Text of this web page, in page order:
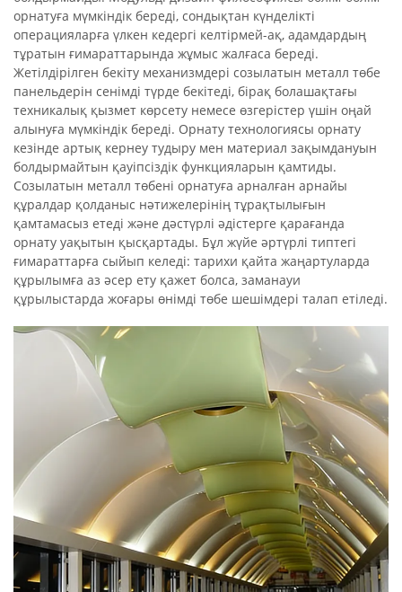
орнатуға мүмкіндік береді, сондықтан күнделікті
операцияларға үлкен кедергі келтірмей-ақ, адамдардың
тұратын ғимараттарында жұмыс жалғаса береді.
Жетілдірілген бекіту механизмдері созылатын металл төбе
панельдерін сенімді түрде бекітеді, бірақ болашақтағы
техникалық қызмет көрсету немесе өзгерістер үшін оңай
алынуға мүмкіндік береді. Орнату технологиясы орнату
кезінде артық кернеу тудыру мен материал зақымдануын
болдырмайтын қауіпсіздік функцияларын қамтиды.
Созылатын металл төбені орнатуға арналған арнайы
құралдар қолданыс нәтижелерінің тұрақтылығын
қамтамасыз етеді және дәстүрлі әдістерге қарағанда
орнату уақытын қысқартады. Бұл жүйе әртүрлі типтегі
ғимараттарға сыйып келеді: тарихи қайта жаңартуларда
құрылымға аз әсер ету қажет болса, заманауи
құрылыстарда жоғары өнімді төбе шешімдері талап етіледі.